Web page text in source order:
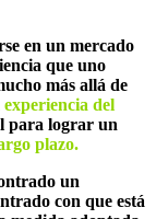
en un mercado
que uno
más allá de
experiencia del
para lograr un
plazo.
un
con que está